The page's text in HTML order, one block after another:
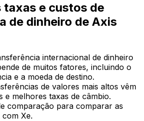
taxas e custos de
de dinheiro de Axis
internacional de dinheiro
de muitos fatores, incluindo o
e a moeda de destino.
de valores mais altos vêm
e melhores taxas de câmbio.
comparação para comparar as
Xe.